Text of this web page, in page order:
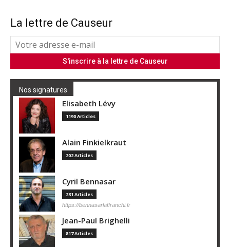
La lettre de Causeur
Nos signatures
Elisabeth Lévy
1190 Articles
Alain Finkielkraut
202 Articles
Cyril Bennasar
231 Articles
https://bennasarlaffranchi.fr
Jean-Paul Brighelli
817 Articles